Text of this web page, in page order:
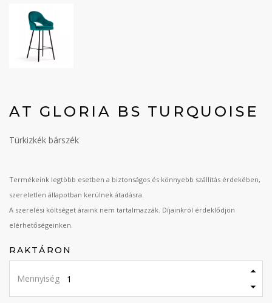
AT GLORIA BS TURQUOISE
Türkizkék bárszék
Termékeink legtöbb esetben a biztonságos és könnyebb szállítás érdekében,
szereletlen állapotban kerülnek átadásra.
A szerelési költséget áraink nem tartalmazzák. Díjainkról érdeklődjön
elérhetőségeinken.
RAKTÁRON
Mennyiség